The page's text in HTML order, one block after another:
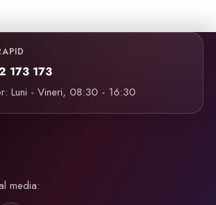
173 173
Luni - Vineri, 08:30 - 16:30
media: